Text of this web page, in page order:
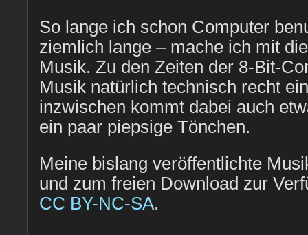
So lange ich schon Computer
ziemlich lange – mache ich mit
Musik. Zu den Zeiten der 8-Bit-
Musik natürlich technisch recht
inzwischen kommt dabei auch
ein paar piepsige Tönchen.
Meine bislang veröffentlichte
und zum freien Download zur
CC BY-NC-SA.